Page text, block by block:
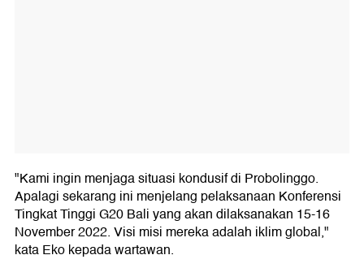
"Kami ingin menjaga situasi kondusif di Probolinggo.
Apalagi sekarang ini menjelang pelaksanaan Konferensi
Tingkat Tinggi G20 Bali yang akan dilaksanakan 15-16
November 2022. Visi misi mereka adalah iklim global,"
kata Eko kepada wartawan.